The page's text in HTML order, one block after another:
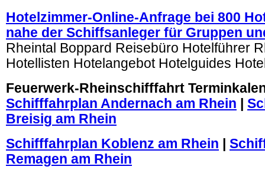
Hotelzimmer-Online-Anfrage bei 800
nahe der Schiffsanleger für Gruppen
Rheintal Boppard Reisebüro Hotelführer
Hotellisten Hotelangebot Hotelguides
Feuerwerk-Rheinschifffahrt
Schifffahrplan Andernach am Rhein
Breisig am Rhein
Schifffahrplan Koblenz am Rhein
Remagen am Rhein